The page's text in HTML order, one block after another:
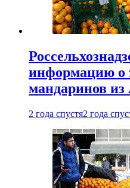
информацию о
мандаринов из
2 года спустя2 года